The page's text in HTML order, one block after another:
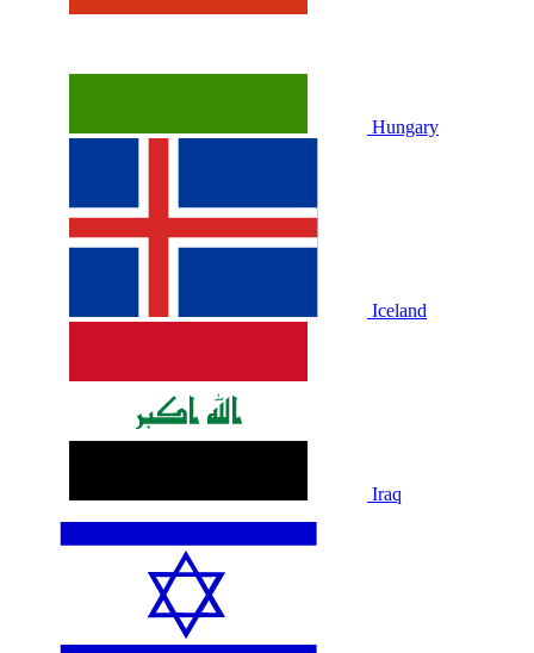
Hungary
Iceland
Iraq